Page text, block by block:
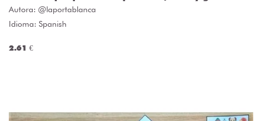
Autora: @laportablanca
Idioma: Spanish
2.61 €